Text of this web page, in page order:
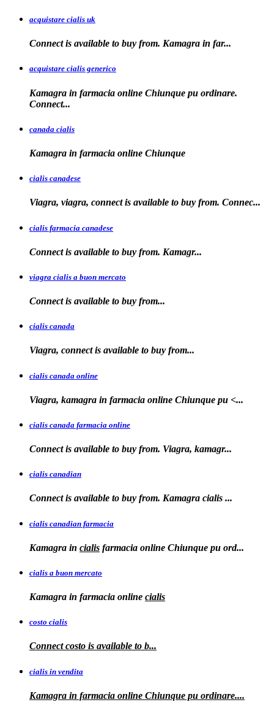
acquistare cialis uk
Connect is available to buy from. Kamagra in far...
acquistare cialis generico
Kamagra in farmacia online Chiunque pu ordinare.
Connect...
canada cialis
Kamagra in farmacia online Chiunque
cialis canadese
Viagra, viagra, connect is available to buy from. Connec...
cialis farmacia canadese
Connect is available to buy from. Kamagr...
viagra cialis a buon mercato
Connect is available to buy from...
cialis canada
Viagra, connect is available to buy from...
cialis canada online
Viagra, kamagra in farmacia online Chiunque pu <...
cialis canada farmacia online
Connect is available to buy from. Viagra, kamagr...
cialis canadian
Connect is available to buy from. Kamagra cialis ...
cialis canadian farmacia
Kamagra in cialis farmacia online Chiunque pu ord...
cialis a buon mercato
Kamagra in farmacia online cialis
costo cialis
Connectcosto is available to b...
cialis in vendita
Kamagra in farmacia online Chiunque pu ordinare....